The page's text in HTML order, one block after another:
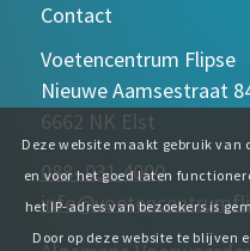
Contact
Voetencentrum Flipse
Nieuwe Aamsestraat
6662 NK Elst
088- 031 4000
Deze website maakt gebruik van
en voor het goed laten
het IP-adres van bezoekers is
Door op deze website te blijven